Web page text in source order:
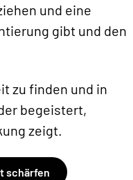
und eine
gibt und den
zu finden und in
begeistert,
zeigt.
schärfen